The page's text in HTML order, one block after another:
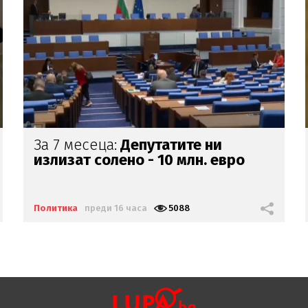
Копейкин се кефи: Казахме ви
първи,чедронът е украински
Политика преди 17 часа 2887